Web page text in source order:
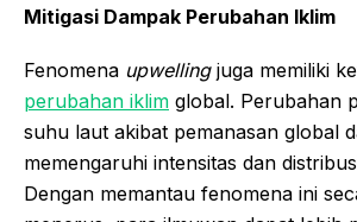
Mitigasi Dampak Perubahan Iklim
Fenomena upwellingjuga memiliki
perubahan iklim global. Perubahan
suhu laut akibat pemanasan global
memengaruhi intensitas dan
Dengan memantau fenomena ini